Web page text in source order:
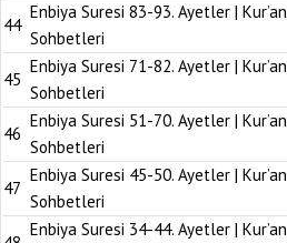
44
Enbiya Suresi 83-93. Ayetler | Kur’an
Sohbetleri
45
Enbiya Suresi 71-82. Ayetler | Kur’an
Sohbetleri
46
Enbiya Suresi 51-70. Ayetler | Kur’an
Sohbetleri
47
Enbiya Suresi 45-50. Ayetler | Kur’an
Sohbetleri
Enbiya Suresi 34-44. Ayetler | Kur’an